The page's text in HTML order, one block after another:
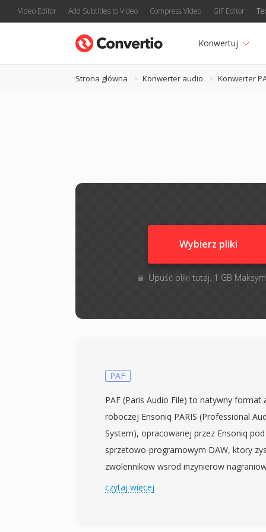
Video Editor Add Subtitles to Video Compress Video GIF Editor
Konwertuj
Strona główna Konwerter audio Konwerter
Wybierz pliki
Upuść pliki tutaj. 1 GB
PAF
PAF (Paris Audio File) to natywny
roboczej Ensoniq PARIS (Professional
System), opracowanej przez Ensoniq
sprzetowo-programowym DAW, ktory
zwolennikow wsrod inzynierow
analogowemu charakterowi dzwieku i
czytaj więcej